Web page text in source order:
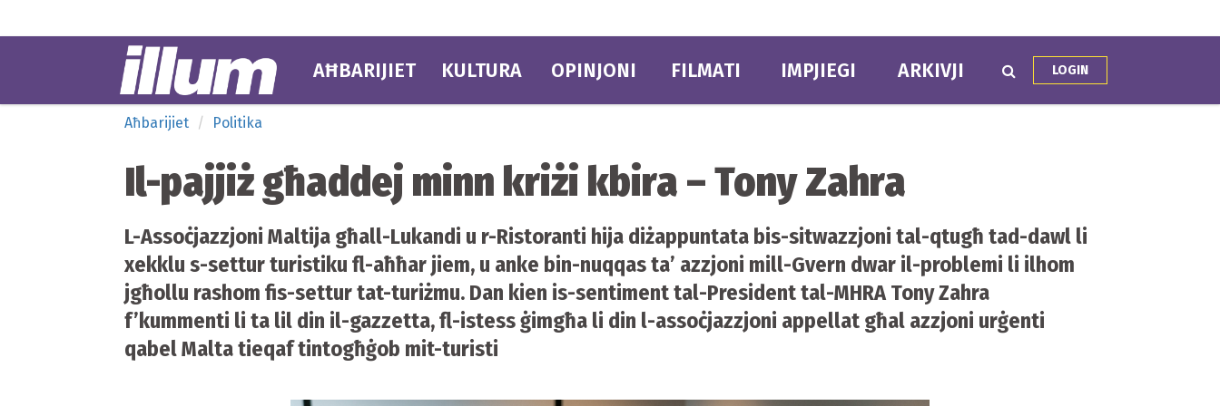
AĦBARIJIET KULTURA OPINJONI FILMATI IMPJIEGI ARKIVJI LOGIN
Aħbarijiet Politika
Il-pajjiż għaddej minn kriżi kbira – Tony Zahra
L-Assoċjazzjoni Maltija għall-Lukandi u r-Ristoranti hija diżappuntata bis-sitwazzjoni tal-qtugħ tad-dawl li
xekklu s-settur turistiku fl-aħħar jiem, u anke bin-nuqqas ta’ azzjoni mill-Gvern dwar il-problemi li ilhom
jgħollu rashom fis-settur tat-turiżmu. Dan kien is-sentiment tal-President tal-MHRA Tony Zahra
f’kummenti li ta lil din il-gazzetta, fl-istess ġimgħa li din l-assoċjazzjoni appellat għal azzjoni urġenti
qabel Malta tieqaf tintogħġob mit-turisti